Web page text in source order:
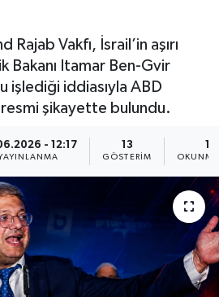
Rajab Vakfı, İsrail’in aşırı
Bakanı Itamar Ben-Gvir
işlediği iddiasıyla ABD
resmi şikayette bulundu.
- 12:17 13
GÖSTERIM